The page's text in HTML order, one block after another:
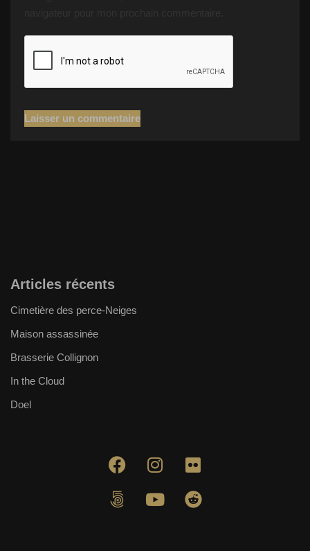
Articles récents
Cimetière des perce-Neiges
Maison assassinée
Brasserie Collignon
In the Cloud
Doel